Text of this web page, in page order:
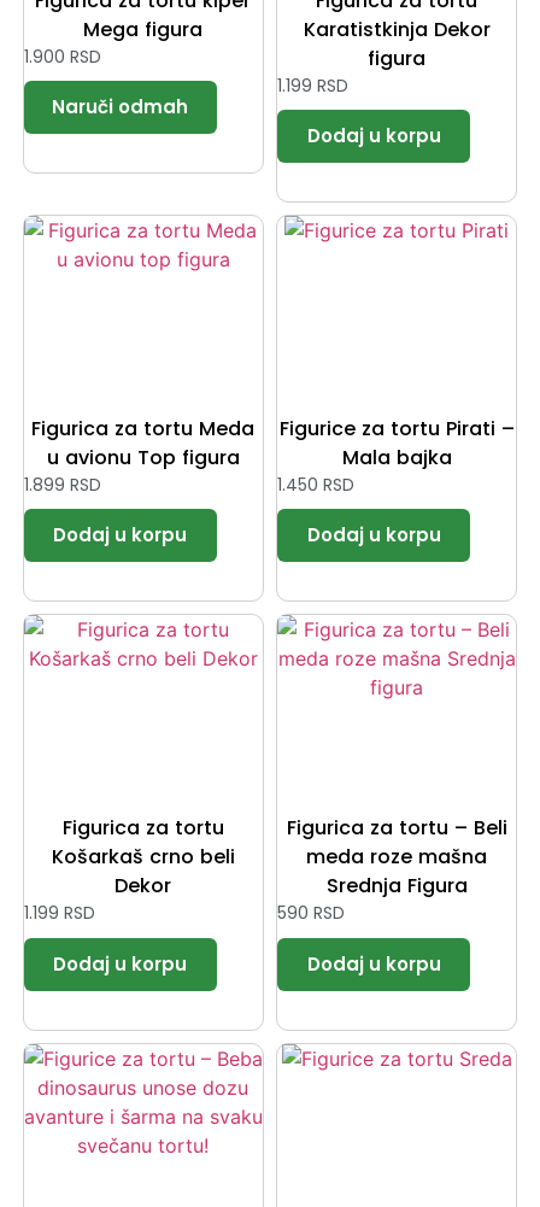
Mega figura
1.900 RSD
Karatistkinja Dekor
figura
1.199 RSD
Figurica za tortu Meda
u avionu Top figura
1.899 RSD
Figurice za tortu Pirati –
Mala bajka
1.450 RSD
Figurica za tortu
Košarkaš crno beli
Dekor
1.199 RSD
Figurica za tortu – Beli
meda roze mašna
Srednja Figura
590 RSD